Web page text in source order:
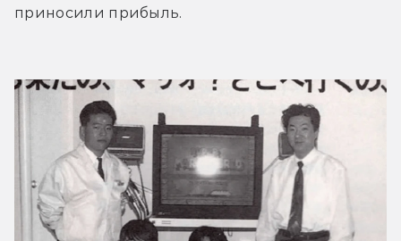
приносили прибыль.